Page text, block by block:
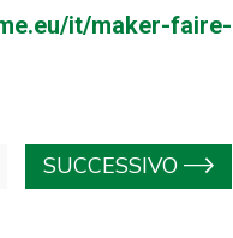
it/maker-faire-
SUCCESSIVO